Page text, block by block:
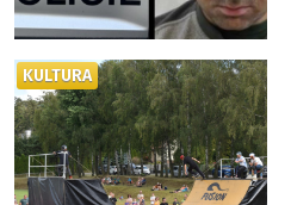
KULTURA